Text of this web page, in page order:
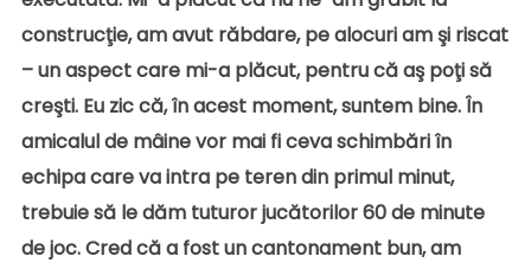
construcţie, am avut răbdare, pe alocuri am şi riscat
– un aspect care mi-a plăcut, pentru că aş poţi să
creşti. Eu zic că, în acest moment, suntem bine. În
amicalul de mâine vor mai fi ceva schimbări în
echipa care va intra pe teren din primul minut,
trebuie să le dăm tuturor jucătorilor 60 de minute
de joc. Cred că a fost un cantonament bun, am